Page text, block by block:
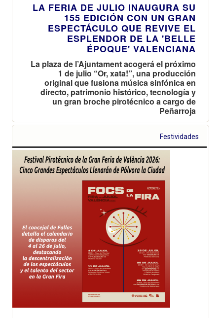
LA FERIA DE JULIO INAUGURA SU
155 EDICIÓN CON UN GRAN
ESPECTÁCULO QUE REVIVE EL
ESPLENDOR DE LA 'BELLE
ÉPOQUE' VALENCIANA
La plaza de l’Ajuntament acogerá el próximo
1 de julio “Or, xata!”, una producción
original que fusiona música sinfónica en
directo, patrimonio histórico, tecnología y
un gran broche pirotécnico a cargo de
Peñarroja
Festividades